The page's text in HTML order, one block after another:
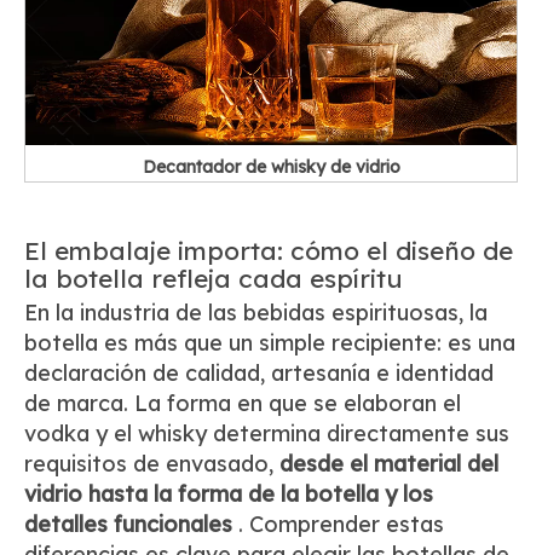
Decantador de whisky de vidrio
El embalaje importa: cómo el diseño de
la botella refleja cada espíritu
En la industria de las bebidas espirituosas, la
botella es más que un simple recipiente: es una
declaración de calidad, artesanía e identidad
de marca. La forma en que se elaboran el
vodka y el whisky determina directamente sus
requisitos de envasado, desde el material del
vidrio hasta la forma de la botella y los
detalles funcionales . Comprender estas